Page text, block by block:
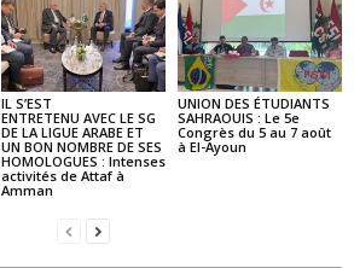
IL S’EST
ENTRETENU AVEC LE SG
DE LA LIGUE ARABE ET
UN BON NOMBRE DE SES
HOMOLOGUES : Intenses
activités de Attaf à
Amman
UNION DES ÉTUDIANTS
SAHRAOUIS : Le 5e
Congrès du 5 au 7 août
à El-Ayoun